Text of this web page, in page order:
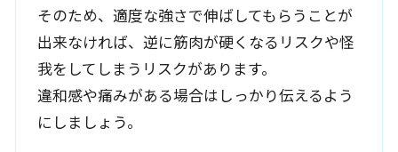
そのため、適度な強さで伸ばしてもらうことが
出来なければ、逆に筋肉が硬くなるリスクや怪
我をしてしまうリスクがあります。
違和感や痛みがある場合はしっかり伝えるよう
にしましょう。